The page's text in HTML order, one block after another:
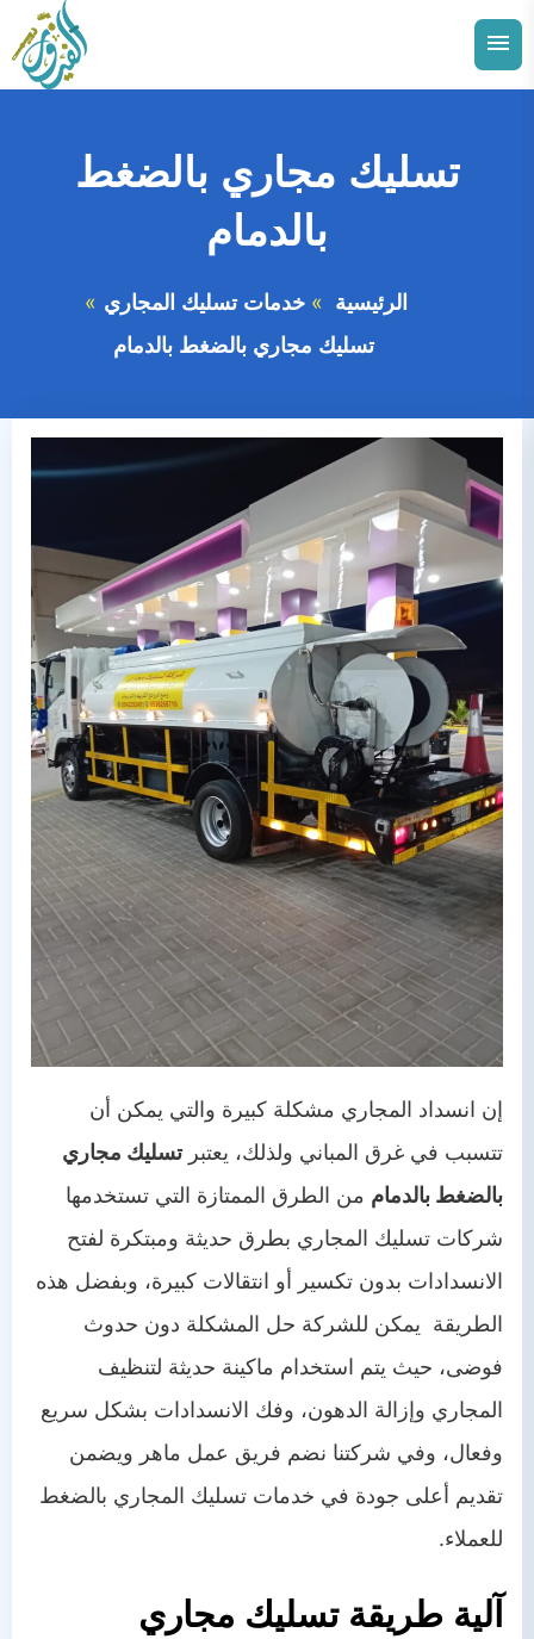
التجاوز
إلى
القائمة
البحث
الخبرتوسيع
القائمة
الفرعية
تسليك مجاري بالضغط
بالدمام
الرئيسية
خدمات تسليك المجاري
تسليك مجاري بالضغط بالدمام
إن انسداد المجاري مشكلة كبيرة والتي يمكن أن
تتسبب في غرق المباني ولذلك، يعتبرتسليك مجاري
بالضغط بالدمام من الطرق الممتازة التي تستخدمها
شركات تسليك المجاري بطرق حديثة ومبتكرة لفتح
الانسدادات بدون تكسير أو انتقالات كبيرة، وبفضل هذه
الطريقة يمكن للشركة حل المشكلة دون حدوث
فوضى، حيث يتم استخدام ماكينة حديثة لتنظيف
المجاري وإزالة الدهون، وفك الانسدادات بشكل سريع
وفعال، وفي شركتنا نضم فريق عمل ماهر ويضمن
تقديم أعلى جودة في خدمات تسليك المجاري بالضغط
للعملاء.
آلية طريقة تسليك مجاري